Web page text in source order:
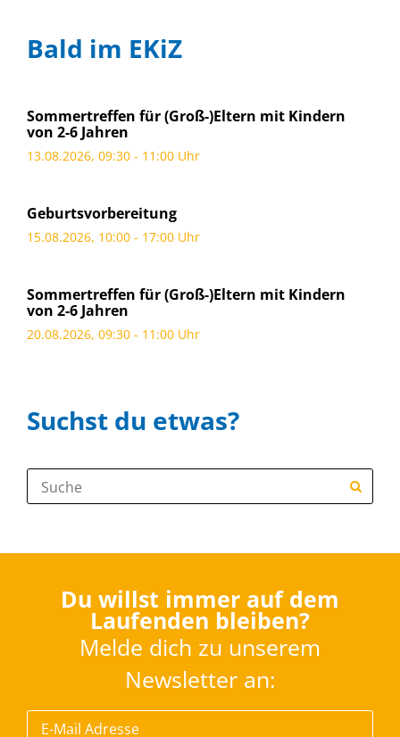
Bald im EKiZ
Sommertreffen für (Groß-)Eltern mit Kindern
von 2-6 Jahren
13.08.2026, 09:30 - 11:00 Uhr
Geburtsvorbereitung
15.08.2026, 10:00 - 17:00 Uhr
Sommertreffen für (Groß-)Eltern mit Kindern
von 2-6 Jahren
20.08.2026, 09:30 - 11:00 Uhr
Suchst du etwas?
Suche:
Du willst immer auf dem
Laufenden bleiben?
Melde dich zu unserem
Newsletter an: